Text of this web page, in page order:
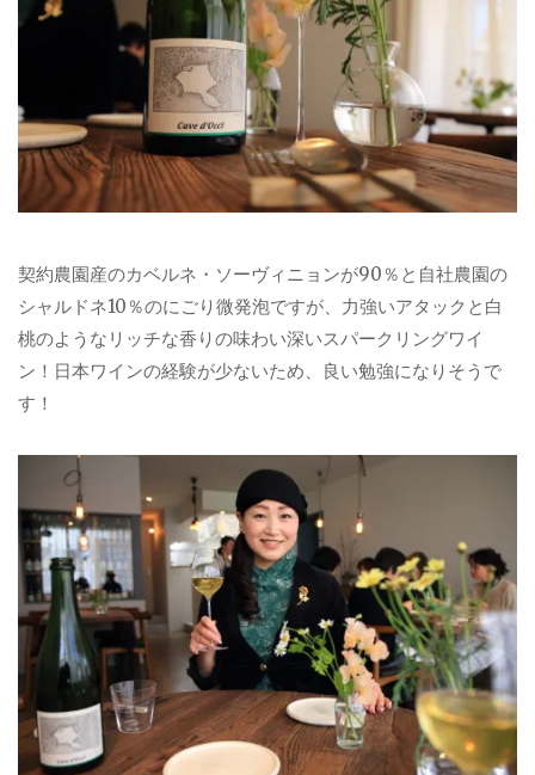
契約農園産のカベルネ・ソーヴィニョンが90％と自社農園の
シャルドネ10％のにごり微発泡ですが、力強いアタックと白
桃のようなリッチな香りの味わい深いスパークリングワイ
ン！日本ワインの経験が少ないため、良い勉強になりそうで
す！